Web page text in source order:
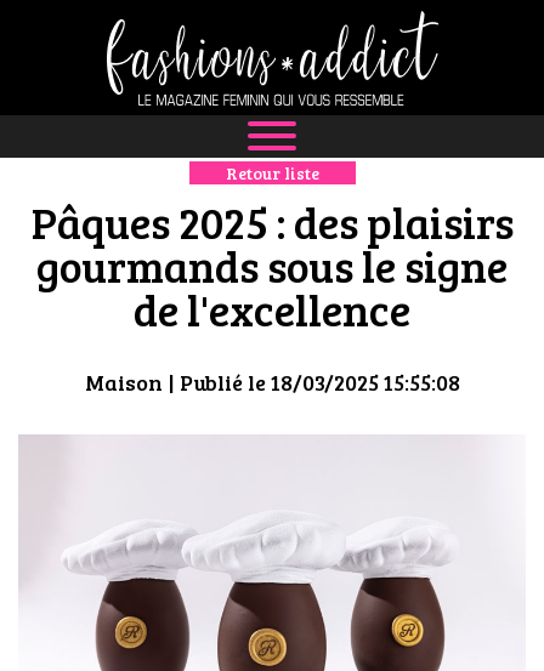
NEWS
MODE
LUXE
DÉFILÉS
BOUTIQUE
HIGH TECH
MAISON
Retour liste
Pâques 2025 : des plaisirs
gourmands sous le signe
de l'excellence
Maison | Publié le 18/03/2025 15:55:08